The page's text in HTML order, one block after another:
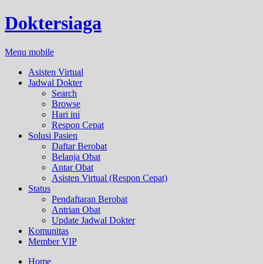
Doktersiaga
Menu mobile
Asisten Virtual
Jadwal Dokter
Search
Browse
Hari ini
Respon Cepat
Solusi Pasien
Daftar Berobat
Belanja Obat
Antar Obat
Asisten Virtual (Respon Cepat)
Status
Pendaftaran Berobat
Antrian Obat
Update Jadwal Dokter
Komunitas
Member VIP
Home